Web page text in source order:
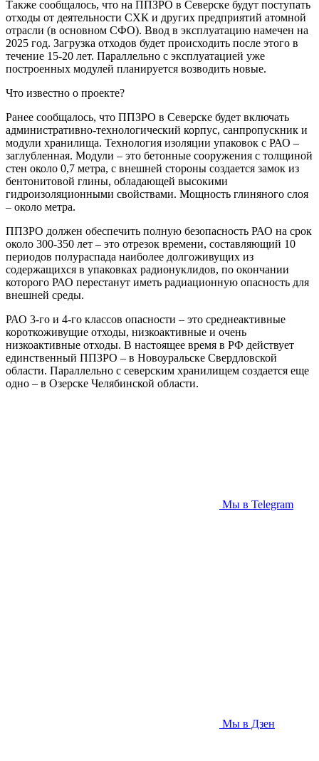
Также сообщалось, что на ППЗРО в Северске будут поступать
отходы от деятельности СХК и других предприятий атомной
отрасли (в основном СФО). Ввод в эксплуатацию намечен на
2025 год. Загрузка отходов будет происходить после этого в
течение 15-20 лет. Параллельно с эксплуатацией уже
построенных модулей планируется возводить новые.
Что известно о проекте?
Ранее сообщалось, что ППЗРО в Северске будет включать
административно-технологический корпус, санпропускник и
модули хранилища. Технология изоляции упаковок с РАО –
заглубленная. Модули – это бетонные сооружения с толщиной
стен около 0,7 метра, с внешней стороны создается замок из
бентонитовой глины, обладающей высокими
гидроизоляционными свойствами. Мощность глиняного слоя
– около метра.
ППЗРО должен обеспечить полную безопасность РАО на срок
около 300-350 лет – это отрезок времени, составляющий 10
периодов полураспада наиболее долгоживущих из
содержащихся в упаковках радионуклидов, по окончании
которого РАО перестанут иметь радиационную опасность для
внешней среды.
РАО 3-го и 4-го классов опасности – это среднеактивные
короткоживущие отходы, низкоактивные и очень
низкоактивные отходы. В настоящее время в РФ действует
единственный ППЗРО – в Новоуральске Свердловской
области. Параллельно с северским хранилищем создается еще
одно – в Озерске Челябинской области.
Мы в Telegram
Мы в Дзен